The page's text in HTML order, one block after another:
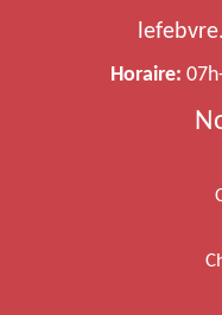
Horaire: